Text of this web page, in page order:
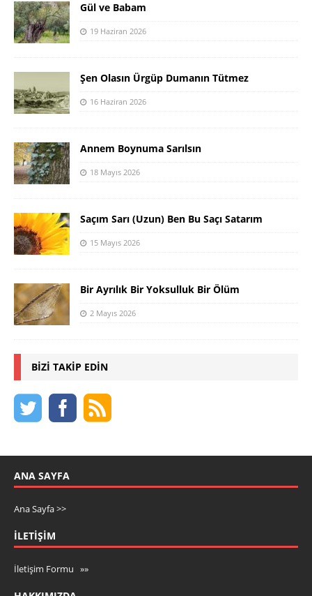
Gül ve Babam
19 Haziran 2026
Şen Olasın Ürgüp Dumanın Tütmez
16 Haziran 2026
Annem Boynuma Sarılsın
18 Mayıs 2026
Saçım Sarı (Uzun) Ben Bu Saçı Satarım
15 Mayıs 2026
Bir Ayrılık Bir Yoksulluk Bir Ölüm
2 Mayıs 2026
BIZI TAKIP EDIN
ANA SAYFA
Ana Sayfa >>
İLETIŞIM
İletişim Formu »»